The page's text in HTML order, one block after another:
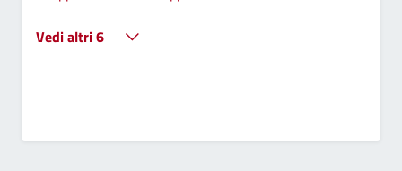
Vedi altri 6